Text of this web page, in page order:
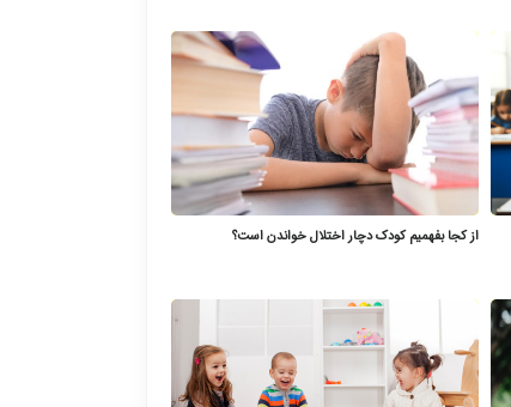
از کجا بفهمیم کودک دچار اختلال خواندن است؟